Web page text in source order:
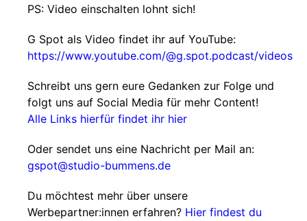
PS: Video einschalten lohnt sich!
G Spot als Video findet ihr auf YouTube:
https://www.youtube.com/@g.spot.podcast/videos
Schreibt uns gern eure Gedanken zur Folge und
folgt uns auf Social Media für mehr Content!
Alle Links hierfür findet ihr hier
Oder sendet uns eine Nachricht per Mail an:
gspot@studio-bummens.de
Du möchtest mehr über unsere
Werbepartner:innen erfahren? Hier findest du